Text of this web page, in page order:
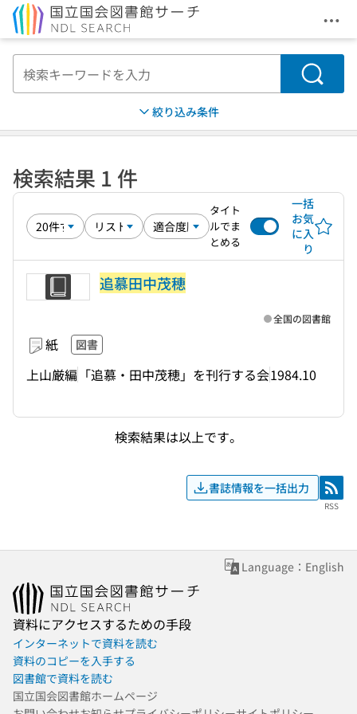
メ
検索
絞り込み条件
検索結果 1 件
タイト
ルでま
とめる
一括
お気
に入
り
追慕田中茂穂
紙 図書
上山厳編 「追慕・田中茂穂」を刊行する会1984.10
全国の図書館
検索結果は以上です。
書誌情報を一括出力 RSS
RSS
Language：English
資料にアクセスするための手段
インターネットで資料を読む
資料のコピーを入手する
図書館で資料を読む
国立国会図書館ホームページ